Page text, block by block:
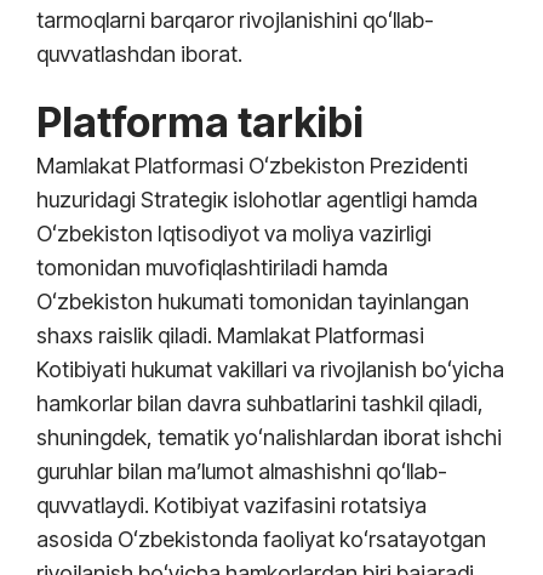
tarmoqlarni barqaror rivojlanishini qoʻllab-
quvvatlashdan iborat.
Platforma tarkibi
Mamlakat Platformasi Oʻzbekiston Prezidenti
huzuridagi Strategiк islohotlar agentligi hamda
Oʻzbekiston Iqtisodiyot va moliya vazirligi
tomonidan muvofiqlashtiriladi hamda
Oʻzbekiston hukumati tomonidan tayinlangan
shaxs raislik qiladi. Mamlakat Platformasi
Kotibiyati hukumat vakillari va rivojlanish boʻyicha
hamkorlar bilan davra suhbatlarini tashkil qiladi,
shuningdek, tematik yoʻnalishlardan iborat ishchi
guruhlar bilan maʼlumot almashishni qoʻllab-
quvvatlaydi. Kotibiyat vazifasini rotatsiya
asosida Oʻzbekistonda faoliyat koʻrsatayotgan